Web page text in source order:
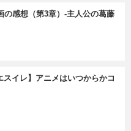
の感想（第3章）-主人公の葛藤
スイレ】アニメはいつからかコ